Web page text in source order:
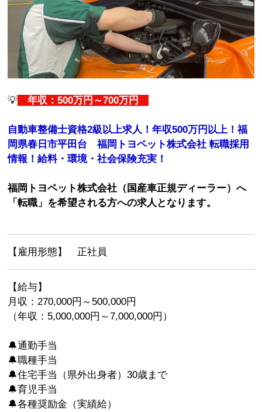
💡 年収：500万円～700万円
自動車整備士資格2級以上求人！年収500万円以上！福
岡県春日市平田台 福岡トヨペット株式会社 転職採用
情報！給料・環境・社会保険充実！
福岡トヨペット株式会社（国産車正規ディーラー）へ
「転職」を希望される方への求人となります。
【雇用形態】 正社員
【給与】
月収：270,000円～500,000円
（年収：5,000,000円～7,000,000円）
🔔通勤手当
🔔職種手当
🔔住宅手当（県外出身者）30歳まで
🔔育児手当
🔔各種奨励金（実績給）